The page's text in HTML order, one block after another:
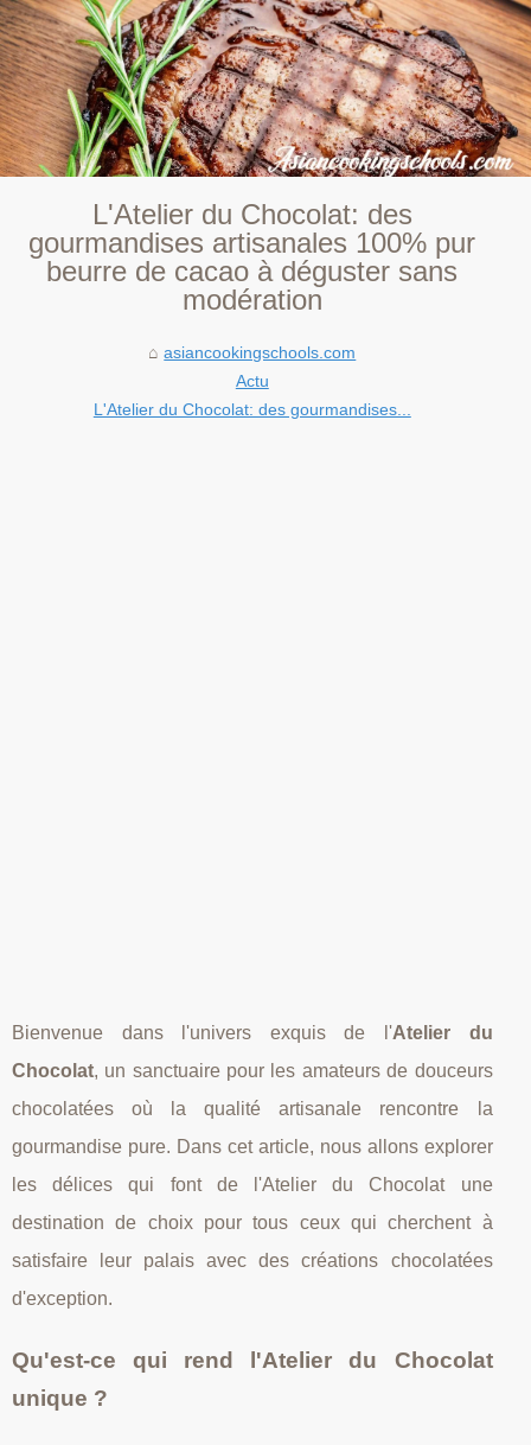
L'Atelier du Chocolat: des
gourmandises artisanales 100% pur
beurre de cacao à déguster sans
modération
asiancookingschools.com
Actu
L'Atelier du Chocolat: des gourmandises...
Bienvenue dans l'univers exquis de l'Atelier du
Chocolat, un sanctuaire pour les amateurs de douceurs
chocolatées où la qualité artisanale rencontre la
gourmandise pure. Dans cet article, nous allons explorer
les délices qui font de l'Atelier du Chocolat une
destination de choix pour tous ceux qui cherchent à
satisfaire leur palais avec des créations chocolatées
d'exception.
Qu'est-ce qui rend l'Atelier du Chocolat
unique ?